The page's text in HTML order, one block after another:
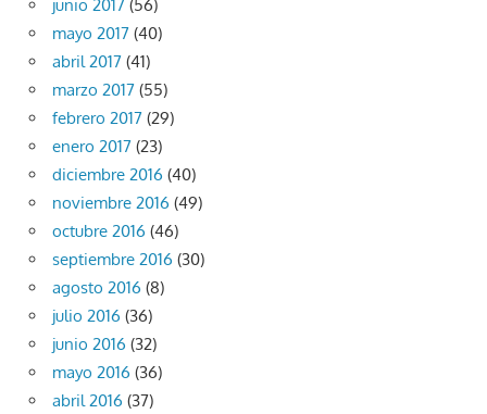
junio 2017 (56)
mayo 2017 (40)
abril 2017 (41)
marzo 2017 (55)
febrero 2017 (29)
enero 2017 (23)
diciembre 2016 (40)
noviembre 2016 (49)
octubre 2016 (46)
septiembre 2016 (30)
agosto 2016 (8)
julio 2016 (36)
junio 2016 (32)
mayo 2016 (36)
abril 2016 (37)